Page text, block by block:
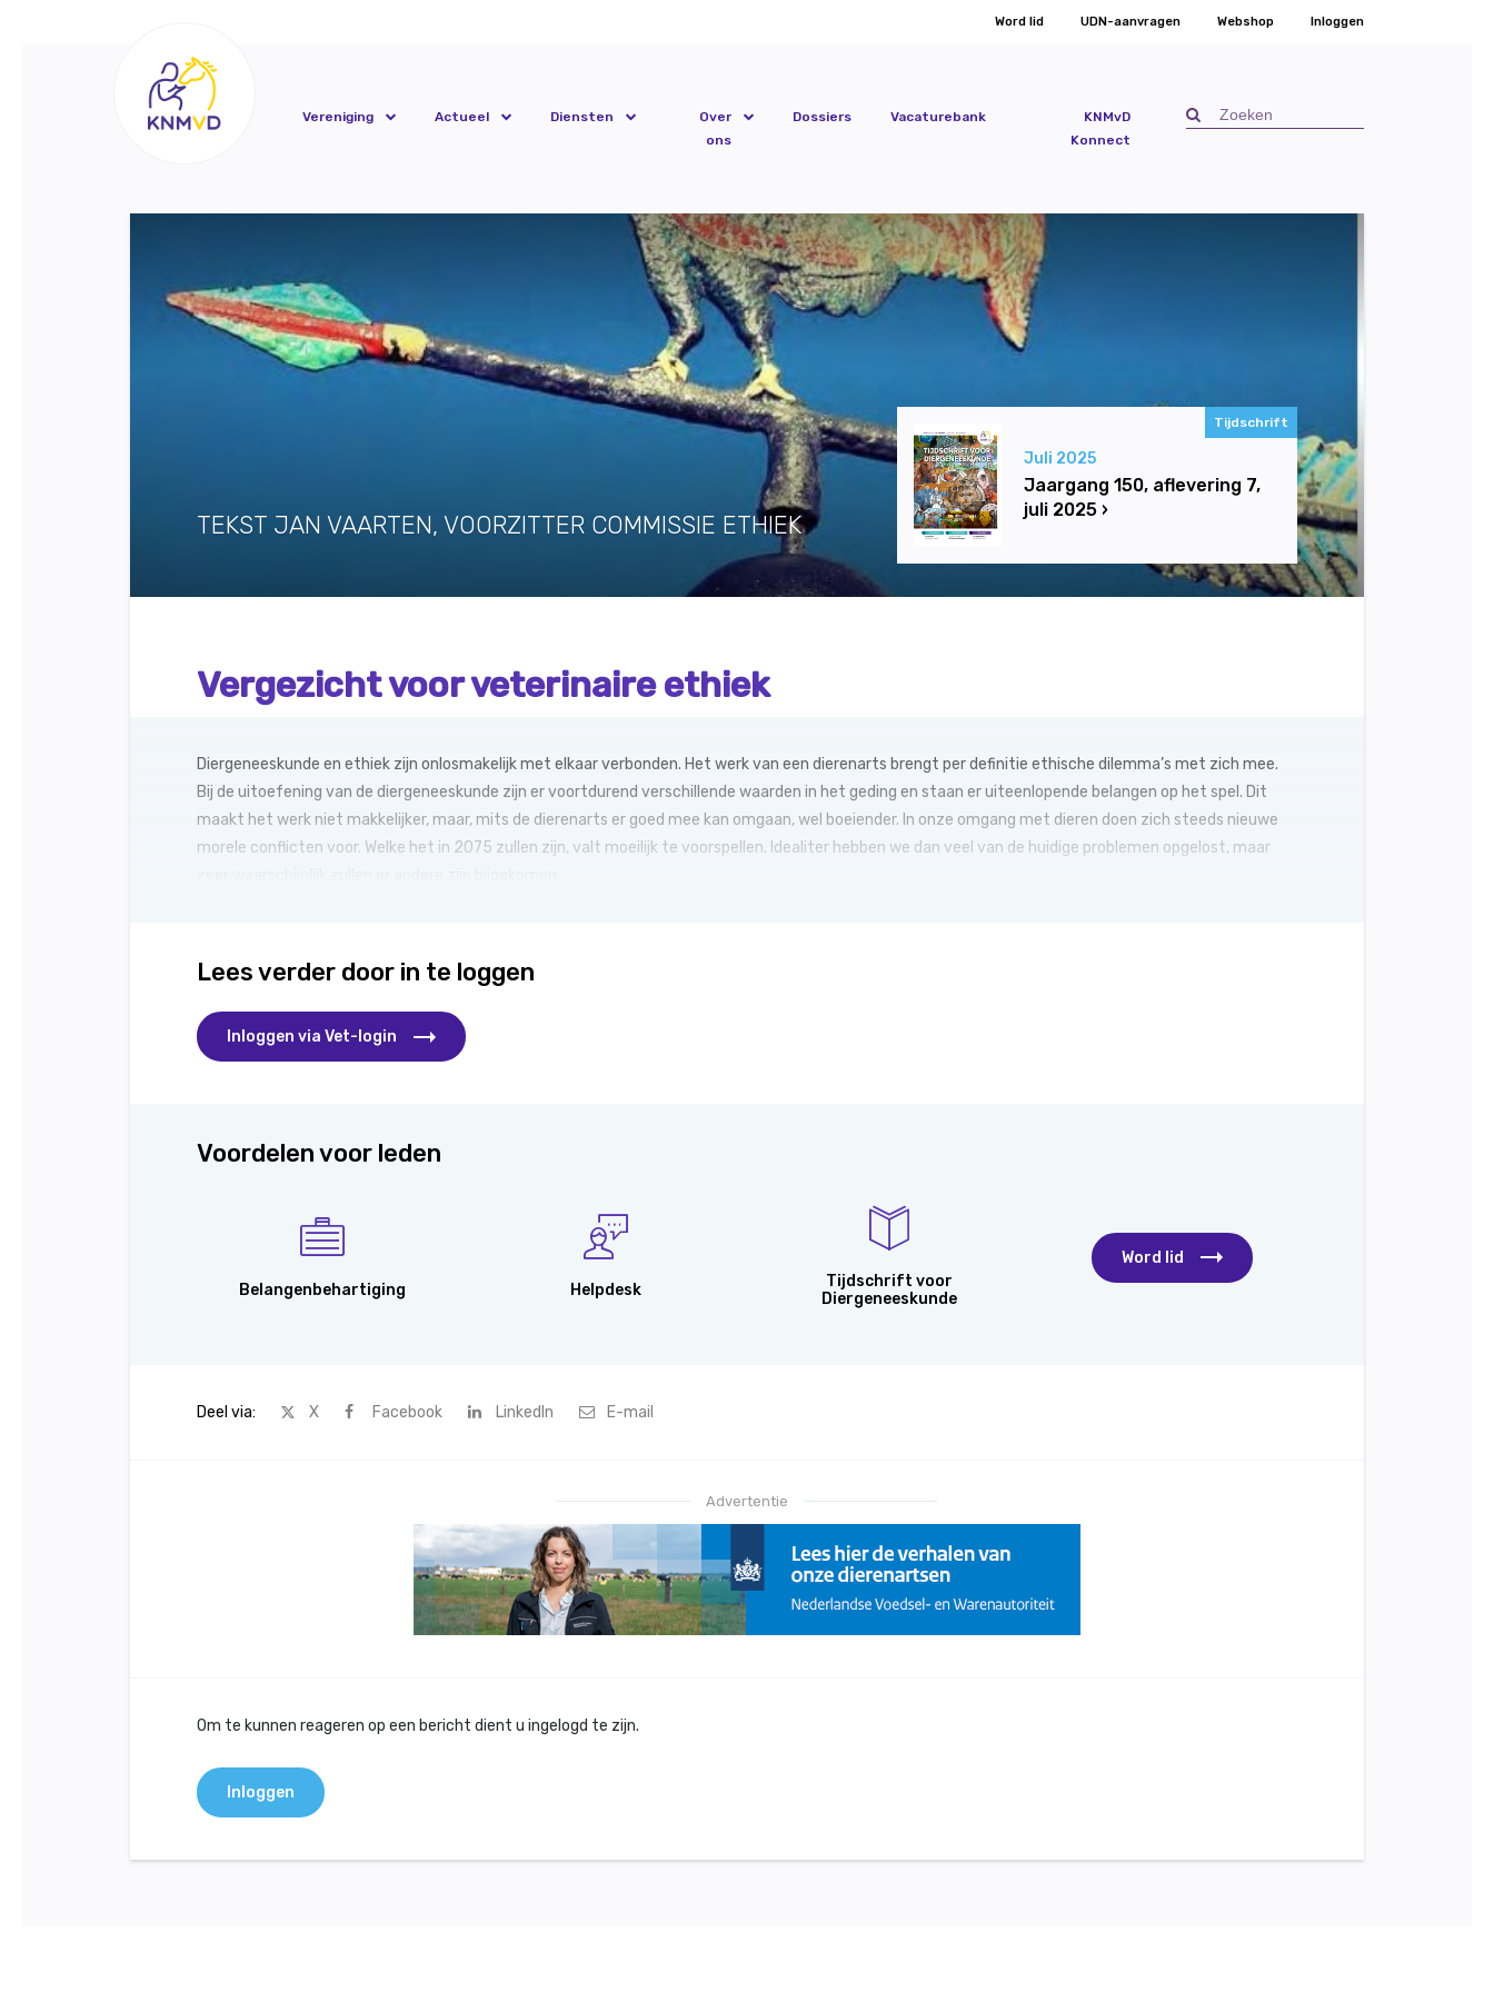
Word lid UDN-aanvragen Webshop Inloggen
Vereniging Actueel Diensten
Over
ons
Dossiers Vacaturebank
KNMvD
Konnect
Tijdschrift
Juli 2025
Jaargang 150, aflevering 7,
juli 2025 ›
TEKST JAN VAARTEN, VOORZITTER COMMISSIE ETHIEK
Vergezicht voor veterinaire ethiek
Diergeneeskunde en ethiek zijn onlosmakelijk met elkaar verbonden. Het werk van een dierenarts brengt per definitie ethische dilemma’s met zich mee.
Bij de uitoefening van de diergeneeskunde zijn er voortdurend verschillende waarden in het geding en staan er uiteenlopende belangen op het spel. Dit
maakt het werk niet makkelijker, maar, mits de dierenarts er goed mee kan omgaan, wel boeiender. In onze omgang met dieren doen zich steeds nieuwe
morele conflicten voor. Welke het in 2075 zullen zijn, valt moeilijk te voorspellen. Idealiter hebben we dan veel van de huidige problemen opgelost, maar
Lees verder door in te loggen
Inloggen via Vet-login
Voordelen voor leden
Belangenbehartiging Helpdesk
Tijdschrift voor
Diergeneeskunde
Word lid
Deel via: X Facebook LinkedIn E-mail
Advertentie
Om te kunnen reageren op een bericht dient u ingelogd te zijn.
Inloggen